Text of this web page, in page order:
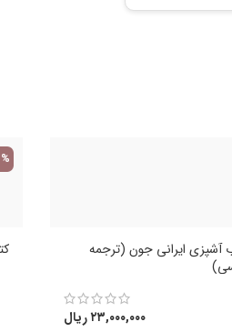
آشپزی ایرانی جون (ترجمه
۲۳,۰۰۰,۰۰۰ریال